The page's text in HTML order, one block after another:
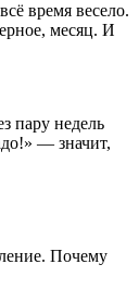
время весело.
месяц. И
пару недель
— значит,
Почему